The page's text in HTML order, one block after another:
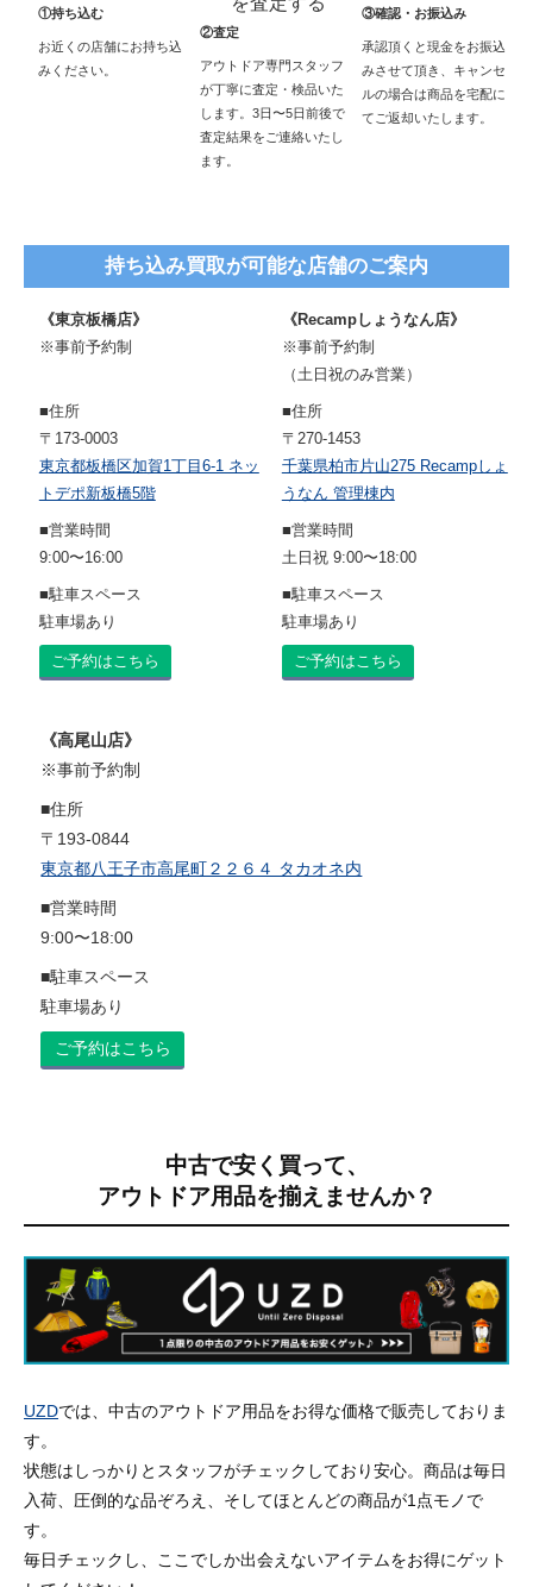
①持ち込む
お近くの店舗にお持ち込
みください。
②査定
アウトドア専門スタッフ
が丁寧に査定・検品いた
します。3日〜5日前後で
査定結果をご連絡いたし
ます。
③確認・お振込み
承認頂くと現金をお振込
みさせて頂き、キャンセ
ルの場合は商品を宅配に
てご返却いたします。
持ち込み買取が可能な店舗のご案内
《東京板橋店》
※事前予約制
■住所
〒173-0003
東京都板橋区加賀1丁目6-1 ネッ
トデポ新板橋5階
■営業時間
9:00〜16:00
■駐車スペース
駐車場あり
ご予約はこちら
《Recampしょうなん店》
※事前予約制
（土日祝のみ営業）
■住所
〒270-1453
千葉県柏市片山275 Recampしょ
うなん 管理棟内
■営業時間
土日祝 9:00〜18:00
■駐車スペース
駐車場あり
ご予約はこちら
《高尾山店》
※事前予約制
■住所
〒193-0844
東京都八王子市高尾町２２６４ タカオネ内
■営業時間
9:00〜18:00
■駐車スペース
駐車場あり
ご予約はこちら
中古で安く買って、
アウトドア用品を揃えませんか？
UZDでは、中古のアウトドア用品をお得な価格で販売しておりま
す。
状態はしっかりとスタッフがチェックしており安心。商品は毎日
入荷、圧倒的な品ぞろえ、そしてほとんどの商品が1点モノで
す。
毎日チェックし、ここでしか出会えないアイテムをお得にゲット